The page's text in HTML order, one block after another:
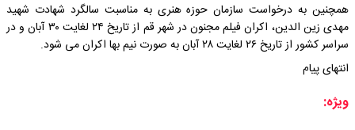
همچنین به درخواست سازمان حوزه هنری به مناسبت سالگرد شهادت شهید
مهدی زین الدین، اکران فیلم مجنون در شهر قم از تاریخ ۲۴ لغایت ۳۰ آبان و در
سراسر کشور از تاریخ ۲۶ لغایت ۲۸ آبان به صورت نیم بها اکران می شود.
انتهای پیام
ویژه: